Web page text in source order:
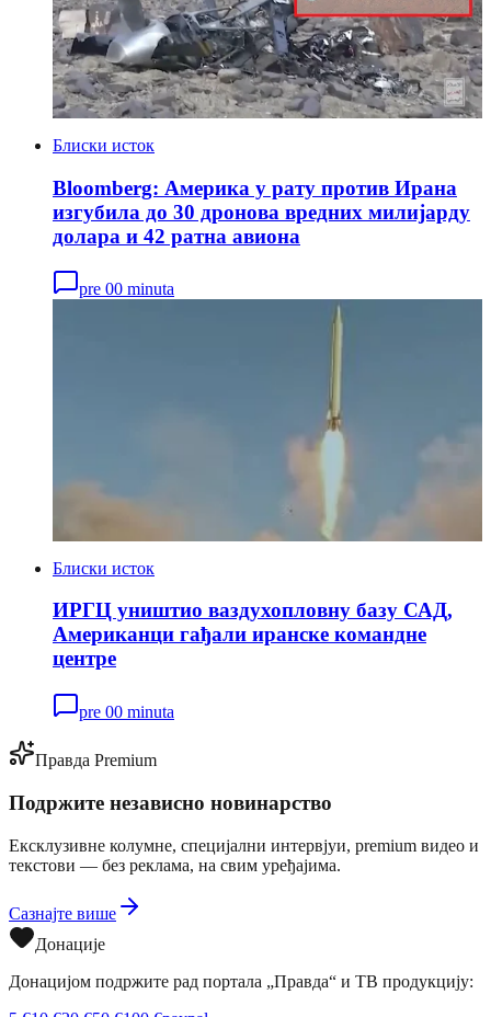
Блиски исток
Bloomberg: Америка у рату против Ирана
изгубилa до 30 дронова вредних милијарду
долара и 42 ратна авиона
pre 00 minuta
Блиски исток
ИРГЦ уништио ваздухопловну базу САД,
Американци гађали иранске командне
центре
pre 00 minuta
Правда Premium
Подржите независно новинарство
Ексклузивне колумне, специјални интервјуи, premium видео и
текстови — без реклама, на свим уређајима.
Сазнајте више
Донације
Донацијом подржите рад портала „Правда“ и ТВ продукцију: